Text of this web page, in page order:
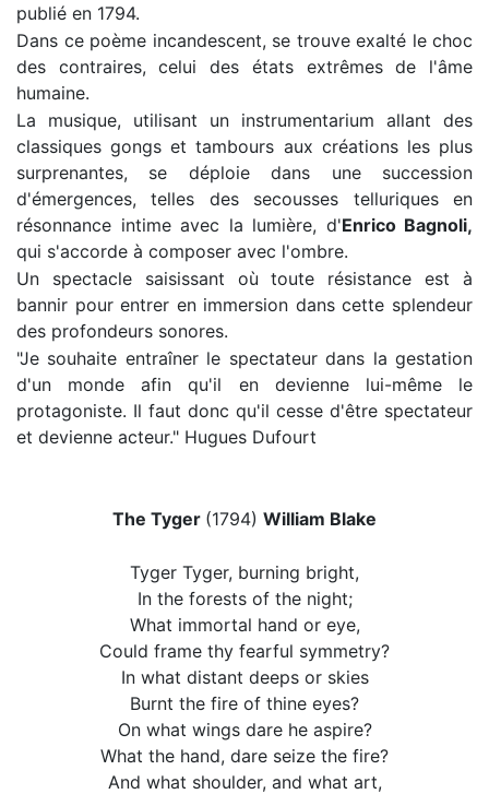
publié en 1794.
Dans ce poème incandescent, se trouve exalté le choc
des contraires, celui des états extrêmes de l'âme
humaine.
La musique, utilisant un instrumentarium allant des
classiques gongs et tambours aux créations les plus
surprenantes, se déploie dans une succession
d'émergences, telles des secousses telluriquesen
résonnance intime avec la lumière, d'Enrico Bagnoli,
qui s'accorde à composer avec l'ombre.
Un spectacle saisissant où toute résistance est à
bannir pour entrer en immersion dans cette splendeur
des profondeurs sonores.
"Je souhaite entraîner le spectateur dans la gestation
d'un monde afin qu'il en devienne lui-même le
protagoniste. Il faut donc qu'il cesse d'être spectateur
et devienne acteur." Hugues Dufourt
The Tyger (1794) William Blake
Tyger Tyger, burning bright,
In the forests of the night;
What immortal hand or eye,
Could frame thy fearful symmetry?
In what distant deeps or skies
Burnt the fire of thine eyes?
On what wings dare he aspire?
What the hand, dare seize the fire?
And what shoulder, and what art,